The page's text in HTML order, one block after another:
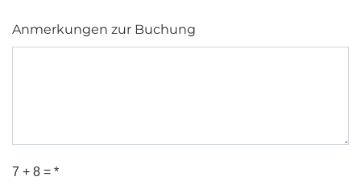
Anmerkungen zur Buchung